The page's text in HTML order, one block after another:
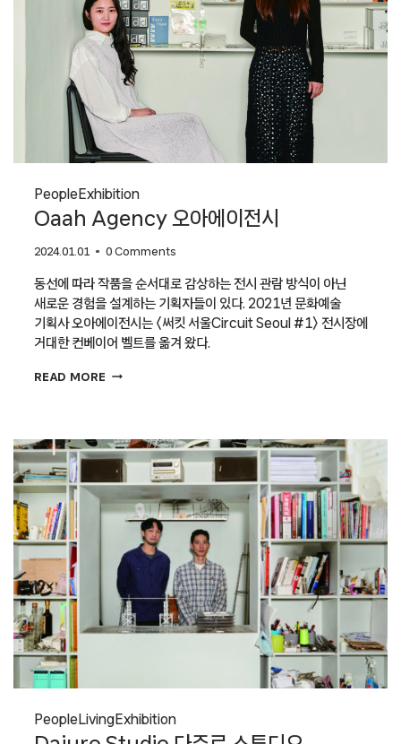
PeopleExhibition
Oaah Agency 오아에이전시
2024.01.01 0 Comments
동선에 따라 작품을 순서대로 감상하는 전시 관람 방식이 아닌
새로운 경험을 설계하는 기획자들이 있다. 2021년 문화예술
기획사 오아에이전시는 〈써킷 서울Circuit Seoul #1〉 전시장에
거대한 컨베이어 벨트를 옮겨 왔다.
READ MORE OAAH
PeopleLivingExhibition